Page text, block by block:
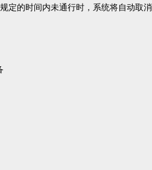
的时间内未通行时，系统将自动取